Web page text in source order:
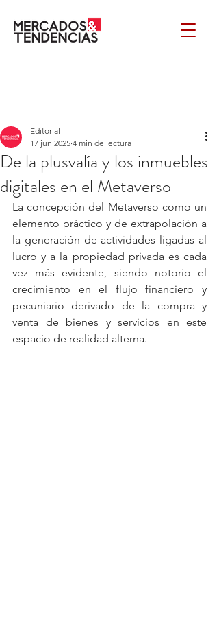
De la plusvalía y los inmuebles
digitales en el Metaverso
Editorial
17 jun 2025 4 min de lectura
La concepción del Metaverso como un
elemento práctico y de extrapolación a
la generación de actividades ligadas al
lucro y a la propiedad privada es cada
vez más evidente, siendo notorio el
crecimiento en el flujo financiero y
pecuniario derivado de la compra y
venta de bienes y servicios en este
espacio de realidad alterna.